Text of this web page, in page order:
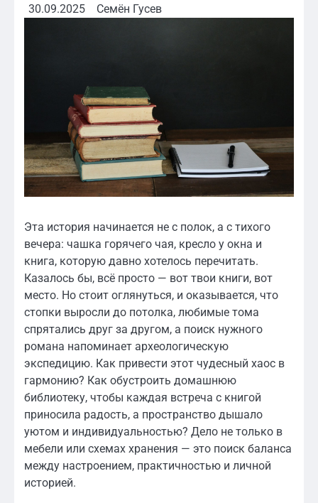
30.09.2025 Семён Гусев
Эта история начинается не с полок, а с тихого
вечера: чашка горячего чая, кресло у окна и
книга, которую давно хотелось перечитать.
Казалось бы, всё просто — вот твои книги, вот
место. Но стоит оглянуться, и оказывается, что
стопки выросли до потолка, любимые тома
спрятались друг за другом, а поиск нужного
романа напоминает археологическую
экспедицию. Как привести этот чудесный хаос в
гармонию? Как обустроить домашнюю
библиотеку, чтобы каждая встреча с книгой
приносила радость, а пространство дышало
уютом и индивидуальностью? Дело не только в
мебели или схемах хранения — это поиск баланса
между настроением, практичностью и личной
историей.